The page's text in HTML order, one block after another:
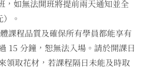
，如無法開班將提前兩天通知並全
。
課程品質及確保所有學員都能享有
15 分鐘，恕無法入場。請於開課日
領取花材，若課程隔日未能及時取